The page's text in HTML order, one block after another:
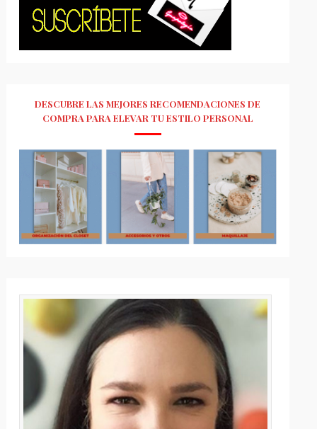
DESCUBRE LAS MEJORES RECOMENDACIONES DE
COMPRA PARA ELEVAR TU ESTILO PERSONAL